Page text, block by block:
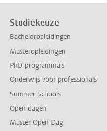
Studiekeuze
Bacheloropleidingen
Masteropleidingen
PhD-programma's
Onderwijs voor professionals
Summer Schools
Open dagen
Master Open Dag